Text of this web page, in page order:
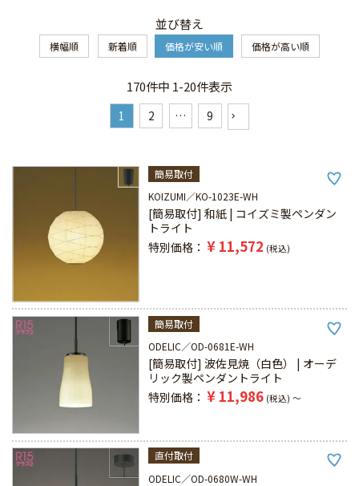
並び替え
横幅順 新着順 価格が安い順 価格が高い順
170件中 1-20件表示
1 2 … 9
簡易取付
KOIZUMI
KO-1023E-WH
[簡易取付] 和紙 | コイズミ製ペンダン
トライト
特別価格
¥ 11,572 税込
簡易取付
ODELIC
OD-0681E-WH
[簡易取付] 波佐見焼（白色） | オーデ
リック製ペンダントライト
特別価格
¥ 11,986 税込 〜
直付取付
ODELIC
OD-0680W-WH